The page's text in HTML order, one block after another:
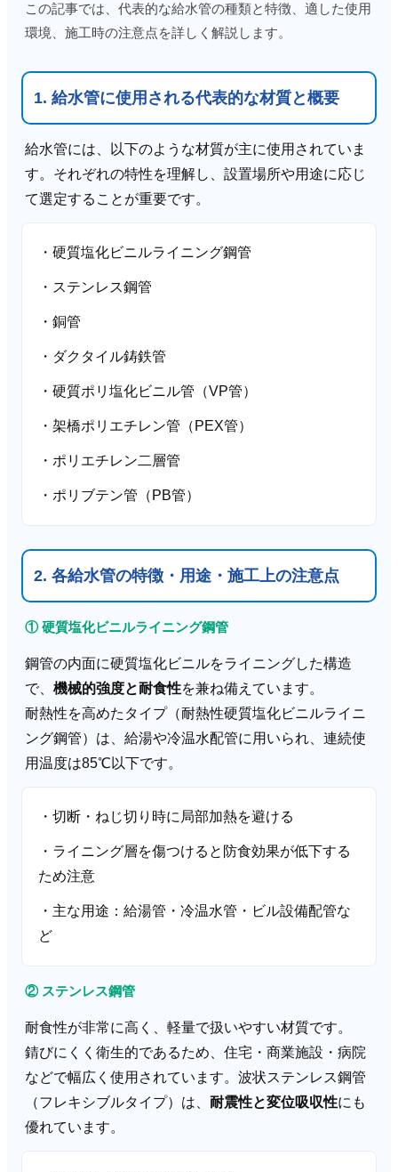
この記事では、代表的な給水管の種類と特徴、適した使用
環境、施工時の注意点を詳しく解説します。
1. 給水管に使用される代表的な材質と概要
給水管には、以下のような材質が主に使用されていま
す。それぞれの特性を理解し、設置場所や用途に応じ
て選定することが重要です。
・硬質塩化ビニルライニング鋼管
・ステンレス鋼管
・銅管
・ダクタイル鋳鉄管
・硬質ポリ塩化ビニル管（VP管）
・架橋ポリエチレン管（PEX管）
・ポリエチレン二層管
・ポリブテン管（PB管）
2. 各給水管の特徴・用途・施工上の注意点
① 硬質塩化ビニルライニング鋼管
鋼管の内面に硬質塩化ビニルをライニングした構造
で、 機械的強度と耐食性を兼ね備えています。
耐熱性を高めたタイプ（耐熱性硬質塩化ビニルライニ
ング鋼管）は、給湯や冷温水配管に用いられ、連続使
用温度は85℃以下です。
・切断・ねじ切り時に局部加熱を避ける
・ライニング層を傷つけると防食効果が低下する
ため注意
・主な用途：給湯管・冷温水管・ビル設備配管な
ど
② ステンレス鋼管
耐食性が非常に高く、軽量で扱いやすい材質です。
錆びにくく衛生的であるため、住宅・商業施設・病院
などで幅広く使用されています。波状ステンレス鋼管
（フレキシブルタイプ）は、 耐震性と変位吸収性にも
優れています。